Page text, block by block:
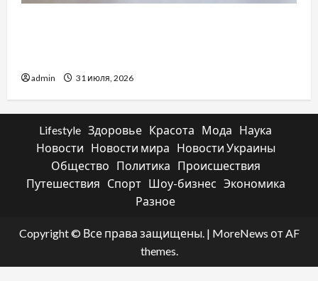
admin 31 июля, 2026
Lifestyle Здоровье Красота Мода
Наука
Новости
Новости мира
Новости Украины
Общество
Политика
Происшествия
Путешествия
Спорт Шоу-бизнес Экономика
Разное
Copyright © Все права защищены. | MoreNews от AF
themes.